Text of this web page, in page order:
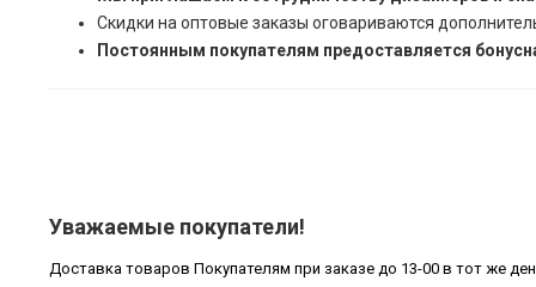
Скидки на оптовые заказы оговариваются
Постоянным покупателям предоставляется
Уважаемые покупатели!
Доставка товаров Покупателям при заказе до 13-00 в тот же